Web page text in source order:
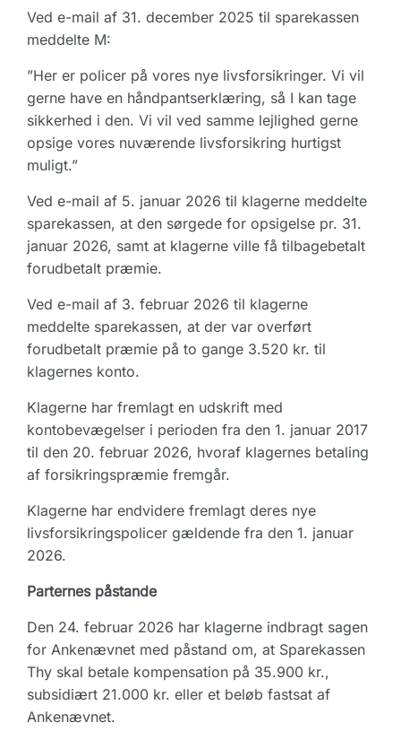
Ved e-mail af 31. december 2025 til sparekassen
meddelte M:
”Her er policer på vores nye livsforsikringer. Vi vil
gerne have en håndpantserklæring, så I kan tage
sikkerhed i den. Vi vil ved samme lejlighed gerne
opsige vores nuværende livsforsikring hurtigst
muligt.”
Ved e-mail af 5. januar 2026 til klagerne meddelte
sparekassen, at den sørgede for opsigelse pr. 31.
januar 2026, samt at klagerne ville få tilbagebetalt
forudbetalt præmie.
Ved e-mail af 3. februar 2026 til klagerne
meddelte sparekassen, at der var overført
forudbetalt præmie på to gange 3.520 kr. til
klagernes konto.
Klagerne har fremlagt en udskrift med
kontobevægelser i perioden fra den 1. januar 2017
til den 20. februar 2026, hvoraf klagernes betaling
af forsikringspræmie fremgår.
Klagerne har endvidere fremlagt deres nye
livsforsikringspolicer gældende fra den 1. januar
2026.
Parternes påstande
Den 24. februar 2026 har klagerne indbragt sagen
for Ankenævnet med påstand om, at Sparekassen
Thy skal betale kompensation på 35.900 kr.,
subsidiært 21.000 kr. eller et beløb fastsat af
Ankenævnet.